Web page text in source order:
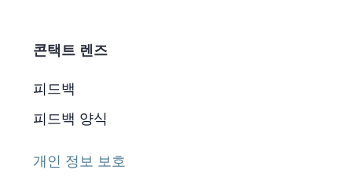
콘택트 렌즈
피드백
피드백 양식
개인 정보 보호